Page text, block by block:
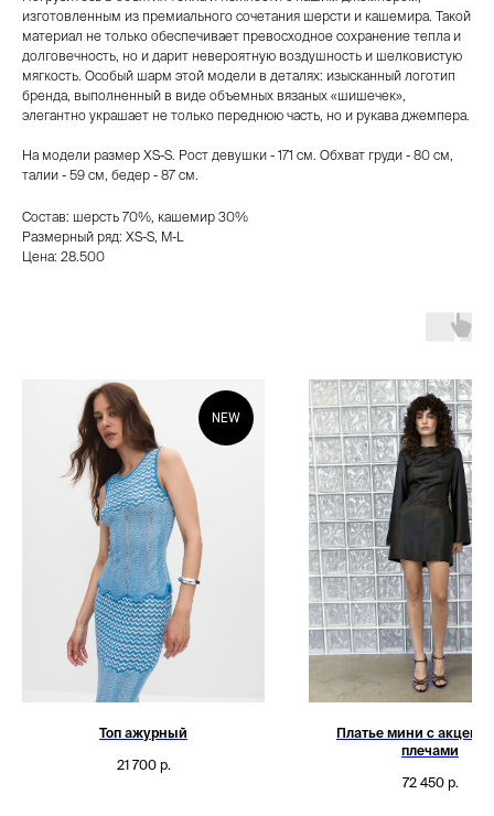
изготовленным из премиального сочетания шерсти и кашемира. Такой
материал не только обеспечивает превосходное сохранение тепла и
долговечность, но и дарит невероятную воздушность и шелковистую
мягкость. Особый шарм этой модели в деталях: изысканный логотип
бренда, выполненный в виде объемных вязаных «шишечек»,
элегантно украшает не только переднюю часть, но и рукава джемпера.
На модели размер XS-S. Рост девушки - 171 см. Обхват груди - 80 см,
талии - 59 см, бедер - 87 см.
Состав: шерсть 70%, кашемир 30%
Размерный ряд: XS-S, M-L
Цена: 28.500
NEW
Топ ажурный
21 700 р.
Платье мини с
плечами
72 450 р.